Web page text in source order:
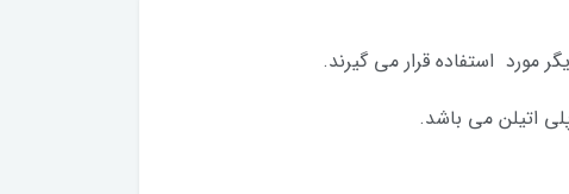
مورد استفاده قرار می گیرند.
اتیلن می باشد.